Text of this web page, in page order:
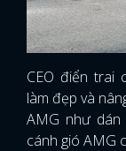
CEO điển trai
làm đẹp và
AMG như
cánh gió AMG